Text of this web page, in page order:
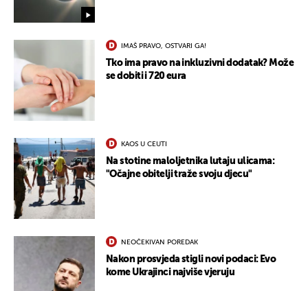
IMAŠ PRAVO, OSTVARI GA!
Tko ima pravo na inkluzivni dodatak? Može
se dobiti i 720 eura
KAOS U CEUTI
Na stotine maloljetnika lutaju ulicama:
"Očajne obitelji traže svoju djecu"
NEOČEKIVAN POREDAK
Nakon prosvjeda stigli novi podaci: Evo
kome Ukrajinci najviše vjeruju
UKLJUČITE NOTIFIKACIJE